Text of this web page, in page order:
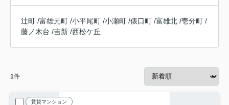
辻町 /富雄元町 /小平尾町 /小瀬町 /俵口町 /富雄北 /壱分町 /
藤ノ木台 /吉新 /西松ケ丘
1件
賃貸マンション